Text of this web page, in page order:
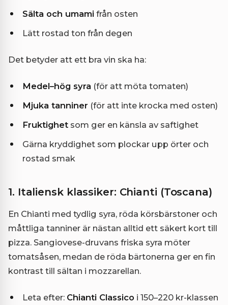
Sälta och umami från osten
Lätt rostad ton från degen
Det betyder att ett bra vin ska ha:
Medel–hög syra (för att möta tomaten)
Mjuka tanniner (för att inte krocka med osten)
Fruktighet som ger en känsla av saftighet
Gärna kryddighet som plockar upp örter och
rostad smak
1. Italiensk klassiker: Chianti (Toscana)
En Chianti med tydlig syra, röda körsbärstoner och
måttliga tanniner är nästan alltid ett säkert kort till
pizza. Sangiovese-druvans friska syra möter
tomatsåsen, medan de röda bärtonerna ger en fin
kontrast till sältan i mozzarellan.
Leta efter: Chianti Classico i 150–220 kr-klassen